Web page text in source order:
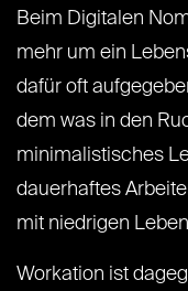
Beim Digitalen
mehr um ein
dafür oft
dem was in den
minimalistisches
dauerhaftes
mit niedrigen
Workation ist